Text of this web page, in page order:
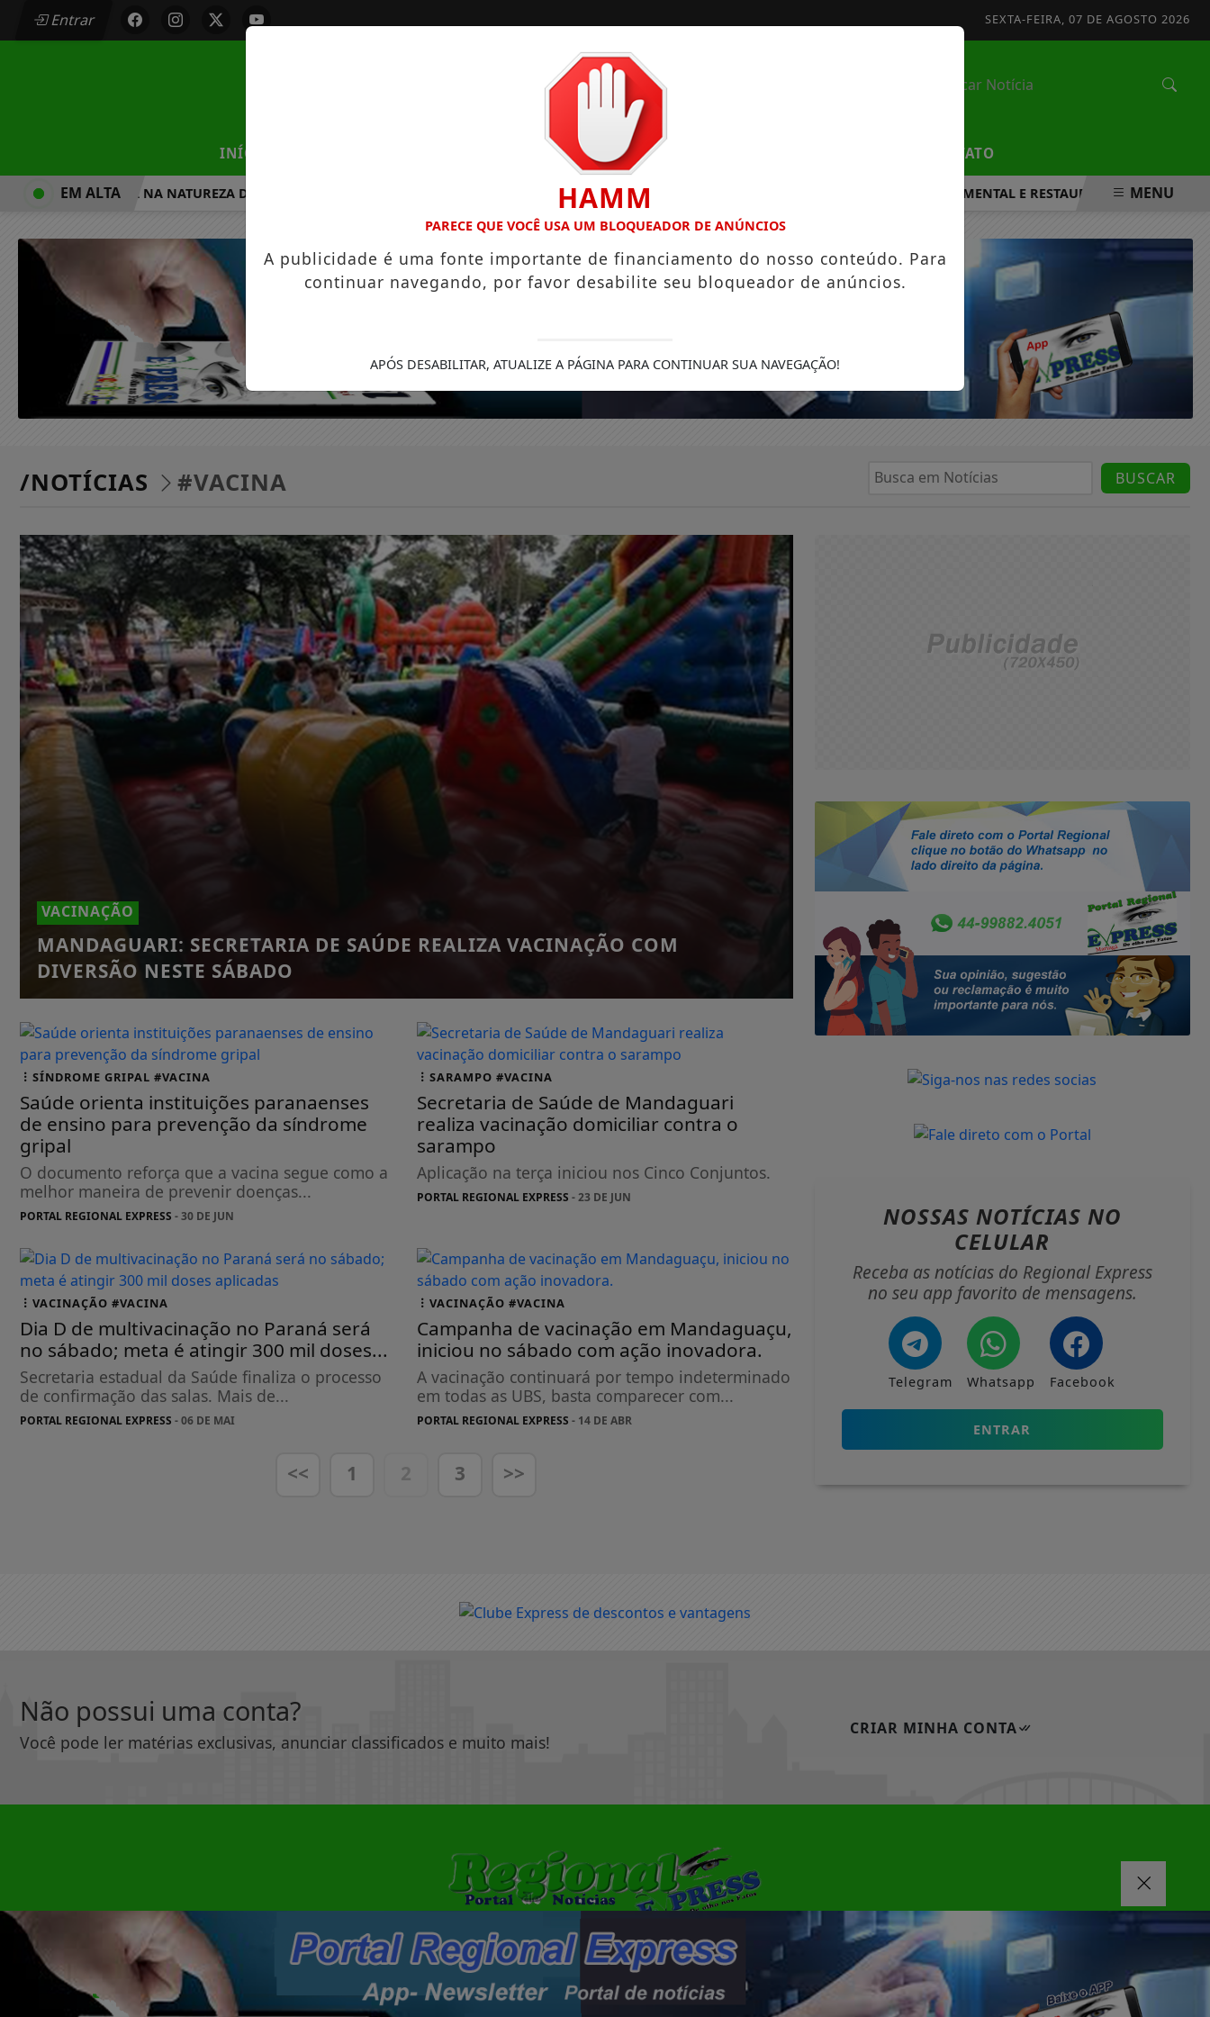
Entrar SEXTA-FEIRA, 07 DE AGOSTO 2026
INÍCIO ESPORTES COLUNAS CONTATO
CAMINHADA NA NATUREZA DE MANDAGUAÇU ESTÁ COM INSCRIÇÕES ABERTAS PRÁTICAS ESPIRITUAIS QUE PODEM FORTALECER A SAÚDE MENTAL E RESTAURAR O EQUILÍBRIO
EM ALTA MENU
/NOTÍCIAS #VACINA BUSCAR
VACINAÇÃO
MANDAGUARI: SECRETARIA DE SAÚDE REALIZA VACINAÇÃO COM
DIVERSÃO NESTE SÁBADO
SÍNDROME GRIPAL #VACINA
Saúde orienta instituições paranaenses
de ensino para prevenção da síndrome
gripal
O documento reforça que a vacina segue como a
melhor maneira de prevenir doenças...
PORTAL REGIONAL EXPRESS - 30 DE JUN
SARAMPO #VACINA
Secretaria de Saúde de Mandaguari
realiza vacinação domiciliar contra o
sarampo
Aplicação na terça iniciou nos Cinco Conjuntos.
PORTAL REGIONAL EXPRESS - 23 DE JUN
VACINAÇÃO #VACINA
Dia D de multivacinação no Paraná será
no sábado; meta é atingir 300 mil doses...
Secretaria estadual da Saúde finaliza o processo
de confirmação das salas. Mais de...
PORTAL REGIONAL EXPRESS - 06 DE MAI
VACINAÇÃO #VACINA
Campanha de vacinação em Mandaguaçu,
iniciou no sábado com ação inovadora.
A vacinação continuará por tempo indeterminado
em todas as UBS, basta comparecer com...
PORTAL REGIONAL EXPRESS - 14 DE ABR
<< 1 2 3 >>
NOSSAS NOTÍCIAS NO
CELULAR
Receba as notícias do Regional Express
no seu app favorito de mensagens.
Telegram Whatsapp Facebook
ENTRAR
Não possui uma conta?
Você pode ler matérias exclusivas, anunciar classificados e muito mais!
CRIAR MINHA CONTA
SOBRE | PAINEL DO LEITOR TERMOS DE USO E PRIVACIDADE | CONTATO
HAMM
PARECE QUE VOCÊ USA UM BLOQUEADOR DE ANÚNCIOS
A publicidade é uma fonte importante de financiamento do nosso conteúdo. Para
continuar navegando, por favor desabilite seu bloqueador de anúncios.
APÓS DESABILITAR, ATUALIZE A PÁGINA PARA CONTINUAR SUA NAVEGAÇÃO!
Termos de Uso e Privacidade